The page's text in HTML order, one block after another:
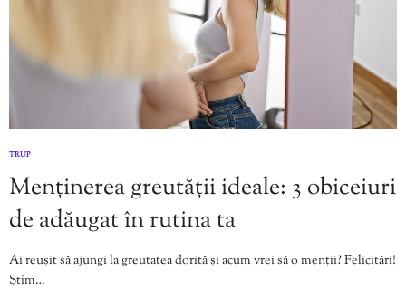
TRUP
Menținerea greutății ideale: 3 obiceiuri
de adăugat în rutina ta
Ai reușit să ajungi la greutatea dorită și acum vrei să o menții? Felicitări!
Știm…